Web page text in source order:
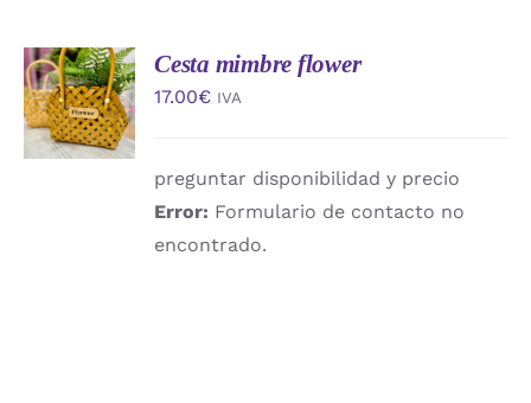
AÑADIR
AL
CARRITO
/
DETALLES
Cesta mimbre flower
17.00€ IVA
preguntar disponibilidad y precio
Error: Formulario de contacto no
encontrado.